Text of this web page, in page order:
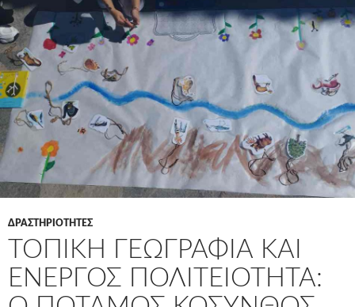
ΔΡΑΣΤΗΡΙΟΤΗΤΕΣ
ΤΟΠΙΚΉ ΓΕΩΓΡΑΦΊΑ ΚΑΙ
ΕΝΕΡΓΌΣ ΠΟΛΙΤΕΙΌΤΗΤΑ: